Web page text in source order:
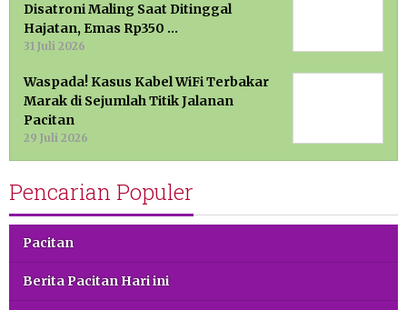
Disatroni Maling Saat Ditinggal
Hajatan, Emas Rp350 …
31 Juli 2026
Waspada! Kasus Kabel WiFi Terbakar
Marak di Sejumlah Titik Jalanan
Pacitan
29 Juli 2026
Pencarian Populer
Pacitan
Berita Pacitan Hari ini